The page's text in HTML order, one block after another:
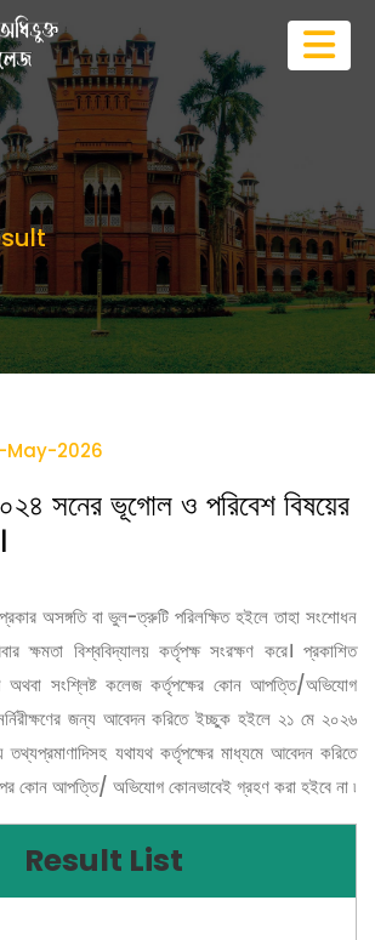
2026
সনের ভূগোল ও পরিবেশ বিষয়ের
অসঙ্গতি বা ভুল-ত্রুটি পরিলক্ষিত হইলে তাহা সংশোধন
ক্ষমতা বিশ্ববিদ্যালয় কর্তৃপক্ষ সংরক্ষণ করে। প্রকাশিত
অথবা সংশ্লিষ্ট কলেজ কর্তৃপক্ষের কোন আপত্তি/অভিযোগ
জন্য আবেদন করিতে ইচ্ছুক হইলে ২১ মে ২০২৬
তথ্যপ্রমাণাদিসহ যথাযথ কর্তৃপক্ষের মাধ্যমে আবেদন করিতে
পর কোন আপত্তি/ অভিযোগ কোনভাবেই গ্রহণ করা হইবে না ৷
Result List